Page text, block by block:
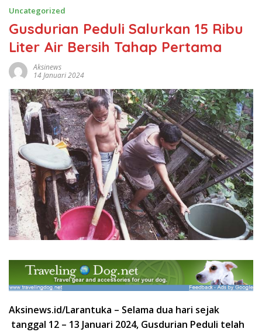
Uncategorized
Gusdurian Peduli Salurkan 15 Ribu
Liter Air Bersih Tahap Pertama
Aksinews
14 Januari 2024
Aksinews.id/Larantuka – Selama dua hari sejak
tanggal 12 – 13 Januari 2024, Gusdurian Peduli telah